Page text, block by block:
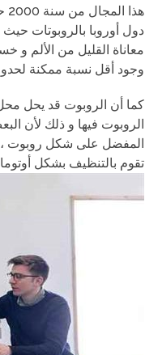
دول أوروبا بالروبوتات
معاناة القليل من الألم و
وجود أقل نسبة ممكنة
كما أن الروبوت قد يحل محل
الروبوت فيها و ذلك لأن
المفضل على شكل روبوت ،
تقوم بالتنظيف بشكل